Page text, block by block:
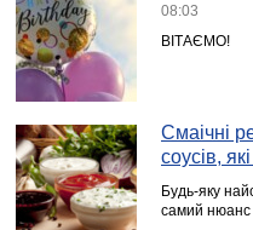
08:03
ВІТАЄМО!
Смаічні
соусів,
Будь-яку
самий нюанс